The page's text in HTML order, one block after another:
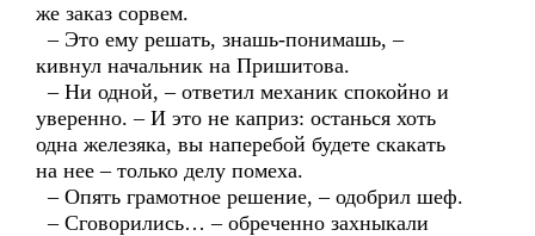
же заказ сорвем.
– Это ему решать, знашь-понимашь, –
кивнул начальник на Пришитова.
– Ни одной, – ответил механик спокойно и
уверенно. – И это не каприз: останься хоть
одна железяка, вы наперебой будете скакать
на нее – только делу помеха.
– Опять грамотное решение, – одобрил шеф.
– Сговорились… – обреченно захныкали